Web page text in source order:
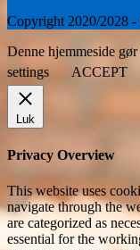
Copyright 2020/2028
Denne hjemmeside
settings
ACCEPT
Luk
Privacy Overview
This website uses
navigate through the
are categorized as
essential for the